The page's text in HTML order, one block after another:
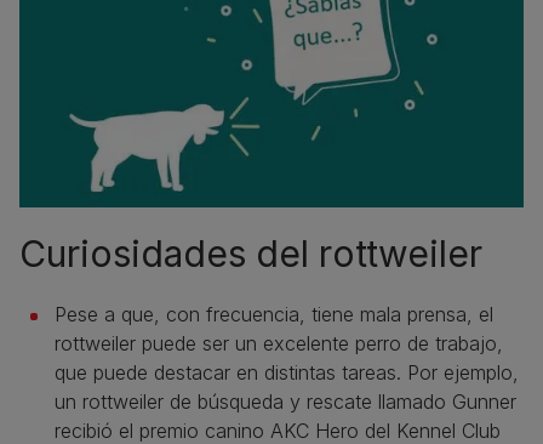
Curiosidades del rottweiler
Pese a que, con frecuencia, tiene mala prensa, el
rottweiler puede ser un excelente perro de trabajo,
que puede destacar en distintas tareas. Por ejemplo,
un rottweiler de búsqueda y rescate llamado Gunner
recibió el premio canino AKC Hero del Kennel Club